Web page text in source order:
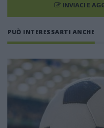
INVIACI E
PUÒ INTERESSARTI ANCHE